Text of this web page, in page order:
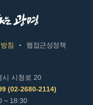
침
웹접근성정책
시 시청로 20
(02-2680-2114)
~ 18:30